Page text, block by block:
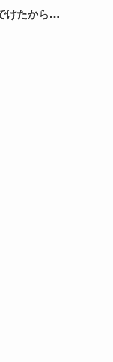
けたから…